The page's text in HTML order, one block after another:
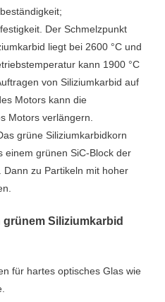
Der Schmelzpunkt
liegt bei 2600 °C und
kann 1900 °C
von Siliziumkarbid auf
Motors kann die
Motors verlängern.
grüne Siliziumkarbidkorn
einem grünen SiC-Block der
Dann zu Partikeln mit hoher
grünem Siliziumkarbid
für hartes optisches Glas wie